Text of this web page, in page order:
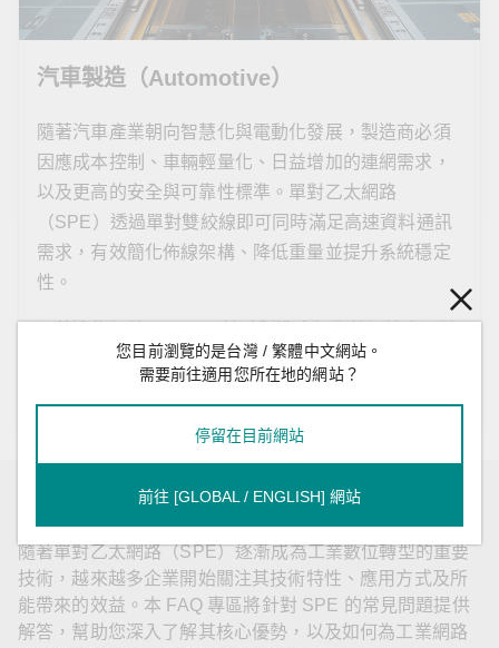
汽車製造（Automotive）
隨著汽車產業朝向智慧化與電動化發展，製造商必須
因應成本控制、車輛輕量化、日益增加的連網需求，
以及更高的安全與可靠性標準。單對乙太網路
（SPE）透過單對雙絞線即可同時滿足高速資料通訊
需求，有效簡化佈線架構、降低重量並提升系統穩定
性。
支援先進駕駛輔助系統（ADAS）與自動駕駛技術的
單對乙太網路常見問答集
隨著單對乙太網路（SPE）逐漸成為工業數位轉型的重要
技術，越來越多企業開始關注其技術特性、應用方式及所
能帶來的效益。本 FAQ 專區將針對 SPE 的常見問題提供
解答，幫助您深入了解其核心優勢，以及如何為工業網路
您目前瀏覽的是台灣 / 繁體中文網站。
需要前往適用您所在地的網站？
停留在目前網站
前往 [GLOBAL / ENGLISH] 網站